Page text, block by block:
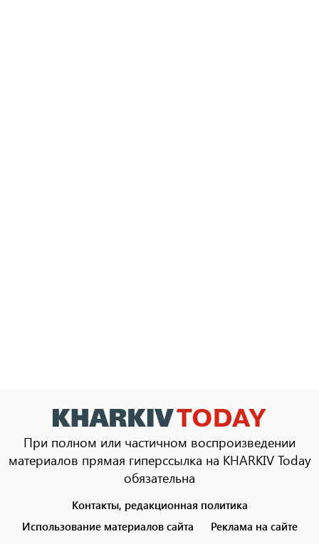
При полном или частичном воспроизведении
материалов прямая гиперссылка на KHARKIV Today
обязательна
menu
Контакты, редакционная политика
Использование материалов сайта
Реклама на сайте